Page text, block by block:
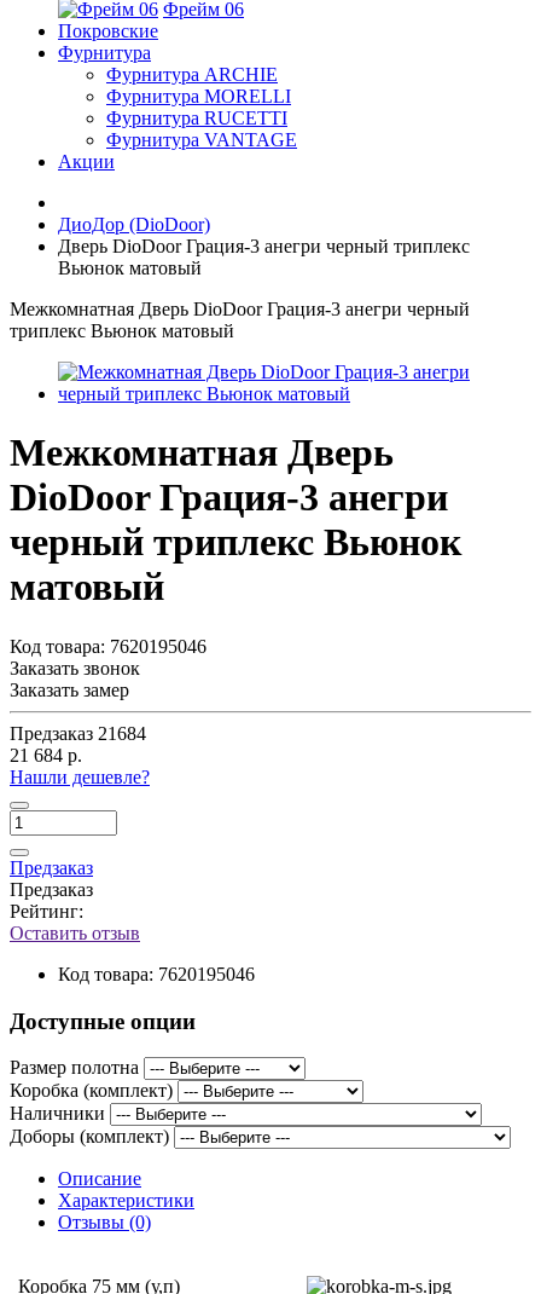
Фрейм 06
Покровские
Фурнитура
Фурнитура ARCHIE
Фурнитура MORELLI
Фурнитура RUCETTI
Фурнитура VANTAGE
Акции
ДиоДор (DioDoor)
Дверь DioDoor Грация-3 анегри черный триплекс
Вьюнок матовый
Межкомнатная Дверь DioDoor Грация-3 анегри черный
триплекс Вьюнок матовый
Межкомнатная Дверь
DioDoor Грация-3 анегри
черный триплекс Вьюнок
матовый
Код товара: 7620195046
Заказать звонок
Заказать замер
Предзаказ 21684
21 684 р.
Нашли дешевле?
Предзаказ
Предзаказ
Рейтинг:
Оставить отзыв
Код товара: 7620195046
Доступные опции
Размер полотна
Коробка (комплект)
Наличники
Доборы (комплект)
Описание
Характеристики
Отзывы (0)
Коробка 75 мм (у,п)